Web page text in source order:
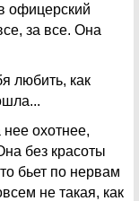
офицерский
за все. Она
любить, как
охотнее,
без красоты
бьет по нервам
не такая, как